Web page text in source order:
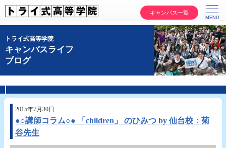
キャンパス一覧
トライ式高等学院
キャンパスライフ
ブログ
2015年7月30日
●○講師コラム○● 「children」 のひみつ by 仙台校：菊
谷先生